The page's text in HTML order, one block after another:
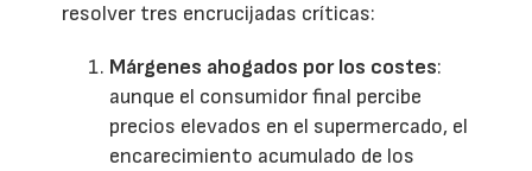
resolver tres encrucijadas críticas:
Márgenes ahogados por los costes:
aunque el consumidor final percibe
precios elevados en el supermercado, el
encarecimiento acumulado de los